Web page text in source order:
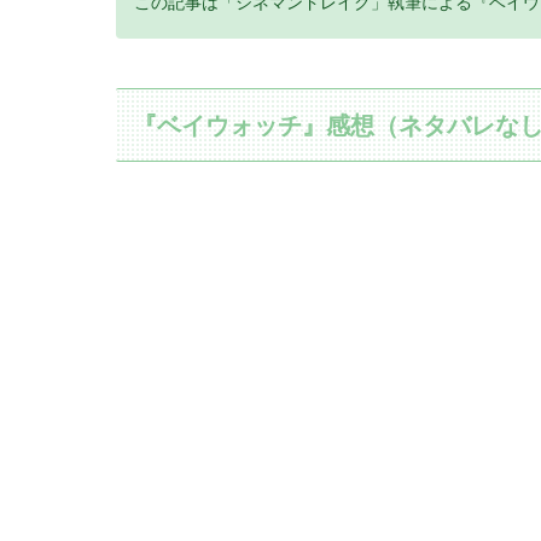
『ベイウォッチ』感想（ネタバレな